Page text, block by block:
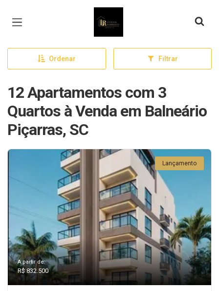
Página inicial
Ordenar Filtrar
12 Apartamentos com 3
Quartos à Venda em Balneário
Piçarras, SC
Lançamento
A partir de:
R$ 832.500